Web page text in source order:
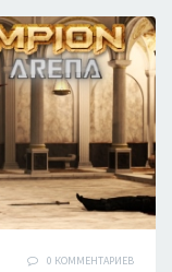
0 КОММЕНТАРИЕВ